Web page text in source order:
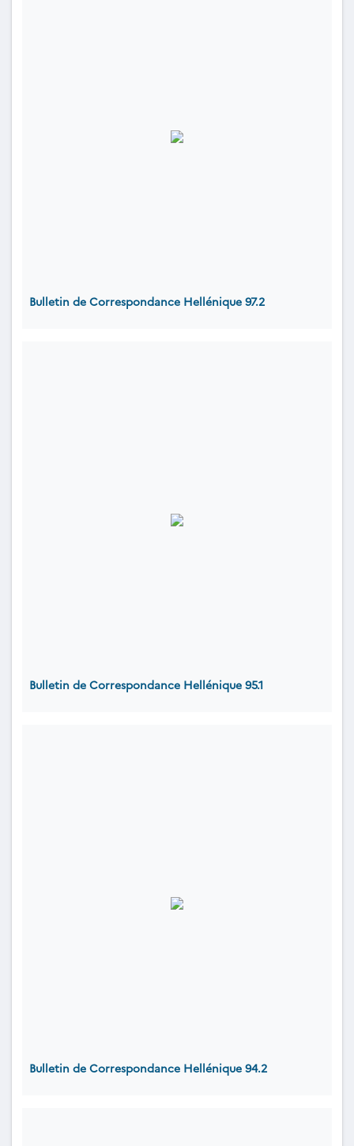
Bulletin de Correspondance Hellénique 97.2
Bulletin de Correspondance Hellénique 95.1
Bulletin de Correspondance Hellénique 94.2